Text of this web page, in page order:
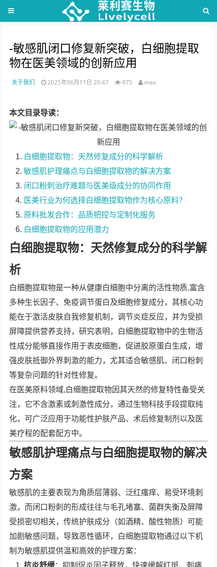
-敏感肌闭口修复新突破，白细胞提取
物在医美领域的创新应用
关于我们 2025年06月11日 20:47 975 max
本文目录导读：
白细胞提取物：天然修复成分的科学解析
敏感肌护理痛点与白细胞提取物的解决方案
闭口粉刺治疗难题与医美级成分的协同作用
医美行业为何选择白细胞提取物作为核心原料？
原料批发合作：品质把控与定制化服务
白细胞提取物的应用潜力
白细胞提取物：天然修复成分的科学解
析
白细胞提取物是一种从健康白细胞中分离的活性物质,富含
多种生长因子、免疫调节蛋白及细胞修复成分，其核心功
能在于激活皮肤自我修复机制，调节炎症反应，并为受损
屏障提供营养支持，研究表明，白细胞提取物中的生物活
性成分能够直接作用于表皮细胞，促进胶原蛋白生成，增
强皮肤抵御外界刺激的能力，尤其适合敏感肌、闭口粉刺
等复杂问题的针对性修复。
在医美原料领域,白细胞提取物因其天然的修复特性备受关
注，它不含激素或刺激性成分，通过生物科技手段提取纯
化，可广泛应用于功能性护肤产品、术后修复制剂以及医
美疗程的配套配方中。
敏感肌护理痛点与白细胞提取物的解决
方案
敏感肌的主要表现为角质层薄弱、泛红瘙痒、易受环境刺
激，而闭口粉刺的形成往往与毛孔堵塞、菌群失衡及屏障
受损密切相关，传统护肤成分（如酒精、酸性物质）可能
加剧敏感问题，导致恶性循环，白细胞提取物通过以下机
制为敏感肌提供温和高效的护理方案：
抗炎舒缓：抑制促炎因子释放，快速缓解红斑、刺痛